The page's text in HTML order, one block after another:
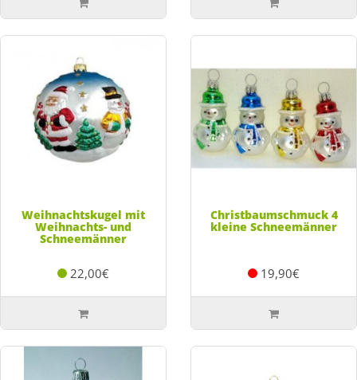
Weihnachtskugel mit
Weihnachts- und
Schneemänner
22,00€
Christbaumschmuck 4
kleine Schneemänner
19,90€